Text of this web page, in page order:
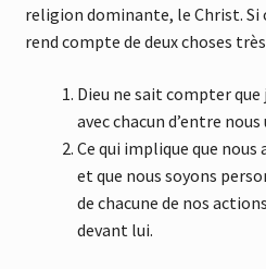
religion dominante, le Christ. Si
rend compte de deux choses
Dieu ne sait compter que
avec chacun d’entre
Ce qui implique que
et que nous soyons
de chacune de nos
devant lui.